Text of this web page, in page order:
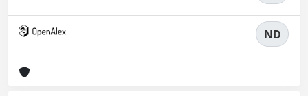
ND